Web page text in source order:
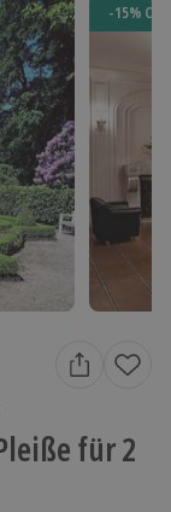
-15%
für 2